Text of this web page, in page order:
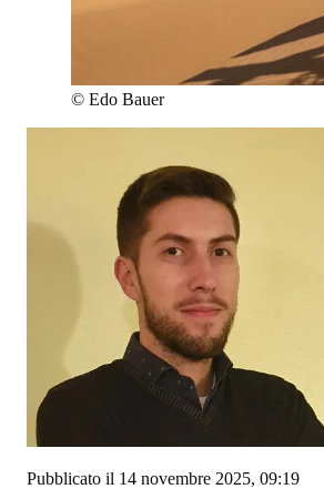
© Edo Bauer
Pubblicato il 14 novembre 2025, 09:19